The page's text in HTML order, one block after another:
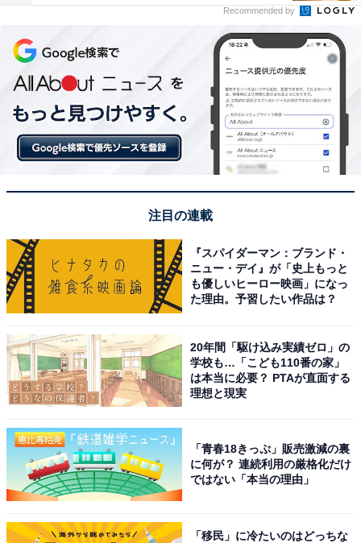
Bluetoothを使えるので、スマートフォンから音楽を
飛ばして楽しめます
「XK-330-N」はAmazonで購入できる
で購入が可能です。
Amazonで購入する
Recommended by
注目の連載
『スパイダーマン：ブランド・
ニュー・デイ』が「史上もっと
も優しいヒーロー映画」になっ
た理由。予習したい作品は？
20年間「駆け込み実績ゼロ」の
学校も…「こども110番の家」
は本当に必要？ PTAが直面する
理想と現実
「青春18きっぷ」販売激減の裏
に何が？ 連続利用の厳格化だけ
ではない「本当の理由」
「移民」に冷たいのはどっちな